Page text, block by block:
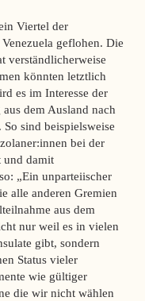
Viertel der
geflohen. Die
verständlicherweise
könnten letztlich
es im Interesse der
dem Ausland nach
sind beispielsweise
bei der
und damit
„Ein unparteiischer
alle anderen Gremien
aus dem
nur weil es in vielen
gibt, sondern
Status vieler
wie gültiger
die wir nicht wählen